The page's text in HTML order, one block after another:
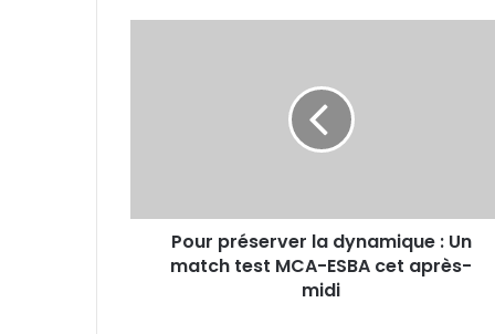
MCA-
Pour préserver la dynamique : Un
match test MCA-ESBA cet après-
midi